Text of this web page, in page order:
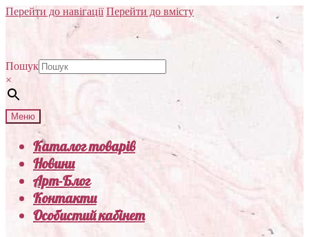
Перейти до навігації Перейти до вмісту
Пошук
×
Меню
Каталог товарів
Новини
Арт-Блог
Контакти
Особистий кабінет